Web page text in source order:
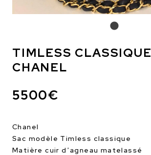
TIMLESS CLASSIQUE
CHANEL
5500€
Chanel
Sac modèle Timless classique
Matière cuir d’agneau matelassé